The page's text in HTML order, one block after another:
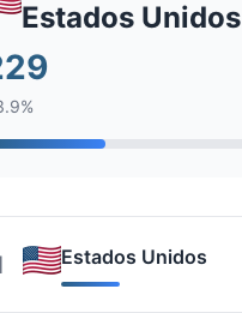
Estados Unidos
Estados Unidos